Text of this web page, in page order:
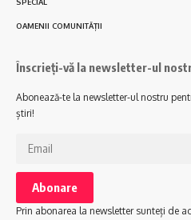
OAMENII COMUNITĂȚII
Înscrieți-vă la newsletter-ul
Abonează-te la newsletter-ul nostru
știri!
Prin abonarea la newsletter sunteți de